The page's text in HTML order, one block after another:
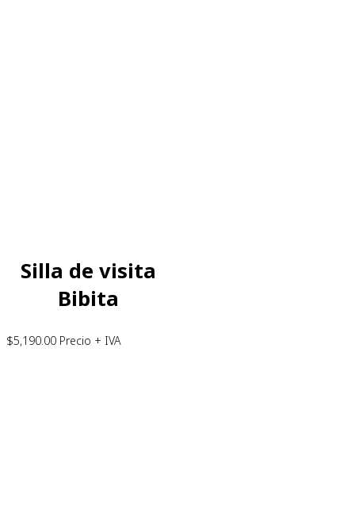
Silla de visita
Bibita
$5,190.00 Precio + IVA